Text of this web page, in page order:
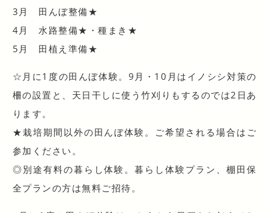
3月 田んぼ整備★
4月 水路整備★・種まき★
5月 田植え準備★
☆月に1度の田んぼ体験。9月・10月はイノシシ対策の
柵の設置と、天日干しに使う竹刈りもするのでは2日あ
ります。
★栽培期間以外の田んぼ体験。ご希望される場合はご
参加ください。
◎別途有料の暮らし体験。暮らし体験プラン、棚田保
全プランの方は無料ご招待。